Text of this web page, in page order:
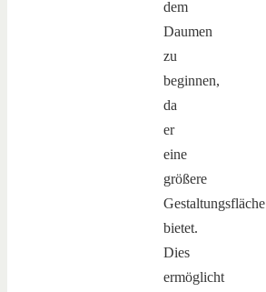
dem
Daumen
zu
beginnen,
da
er
eine
größere
Gestaltungsfläche
bietet.
Dies
ermöglicht